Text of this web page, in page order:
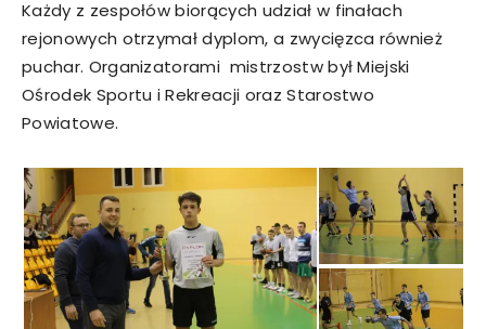
Każdy z zespołów biorących udział w finałach
rejonowych otrzymał dyplom, a zwycięzca również
puchar. Organizatorami mistrzostw był Miejski
Ośrodek Sportu i Rekreacji oraz Starostwo
Powiatowe.